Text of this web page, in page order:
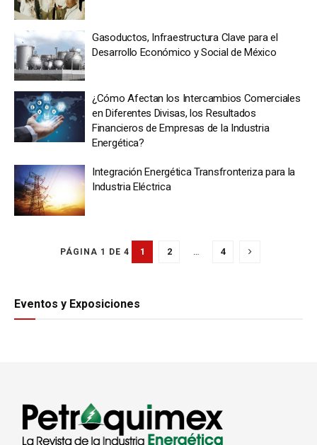
Gasoductos, Infraestructura Clave para el
Desarrollo Económico y Social de México
¿Cómo Afectan los Intercambios Comerciales
en Diferentes Divisas, los Resultados
Financieros de Empresas de la Industria
Energética?
Integración Energética Transfronteriza para la
Industria Eléctrica
PÁGINA 1 DE 4 1 2 4
Eventos y Exposiciones